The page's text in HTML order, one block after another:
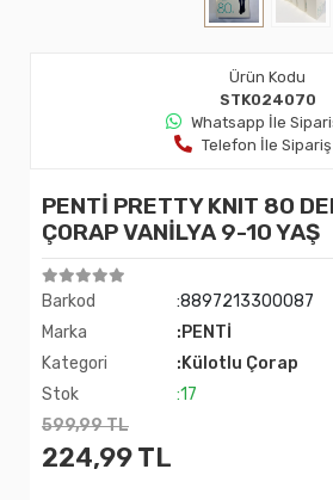
Ürün Kodu
STK024070
Whatsapp İle
Telefon İle
PENTİ PRETTY KNIT 80
ÇORAP VANİLYA 9-10 YAŞ
Barkod
:8897213300087
Marka
:PENTİ
Kategori
:Külotlu Çorap
Stok
:17
599,99 TL
224,99 TL